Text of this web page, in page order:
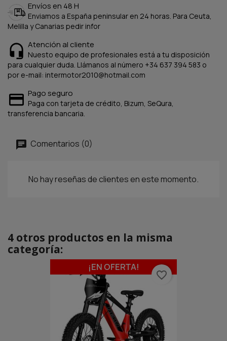
Envíos en 48 H
Enviamos a España peninsular en 24 horas. Para Ceuta,
Melilla y Canarias pedir infor
Atención al cliente
Nuesto equipo de profesionales está a tu disposición
para cualquier duda. Llámanos al número +34 637 394 583 o
por e-mail: intermotor2010@hotmail.com
Pago seguro
Paga con tarjeta de crédito, Bizum, SeQura,
transferencia bancaria.
Comentarios (0)
No hay reseñas de clientes en este momento.
4 otros productos en la misma
categoría:
¡EN OFERTA!
favorite_border